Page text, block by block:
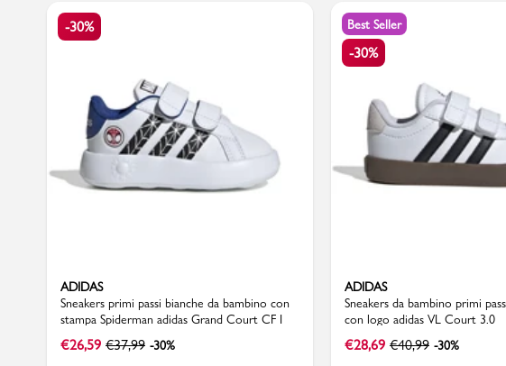
Carrello
Promo & News
negozi
Gift card
-30%
ADIDAS
Sneakers primi passi bianche da bambino con
stampa Spiderman adidas Grand Court CF I
€26,59 €37,99 -30%
Best Seller
-30%
ADIDAS
Sneakers da bambino primi
con logo adidas VL Court 3.0
€28,69 €40,99 -30%